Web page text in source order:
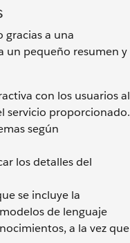
a una
un pequeño resumen y
con los usuarios al
servicio proporcionado.
según
los detalles del
se incluye la
de lenguaje
a la vez que